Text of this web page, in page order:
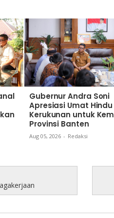
Gubernur Andra Soni
Apresiasi Umat
Kerukunan untuk
Provinsi Banten
Aug 05, 2026 - Redaksi